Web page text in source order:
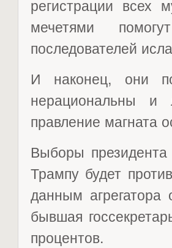
регистрации всех
мечетями
последователей
И наконец, они
нерациональны и
правление магната
Выборы
Трампу будет
данным агрегатора
бывшая
процентов.